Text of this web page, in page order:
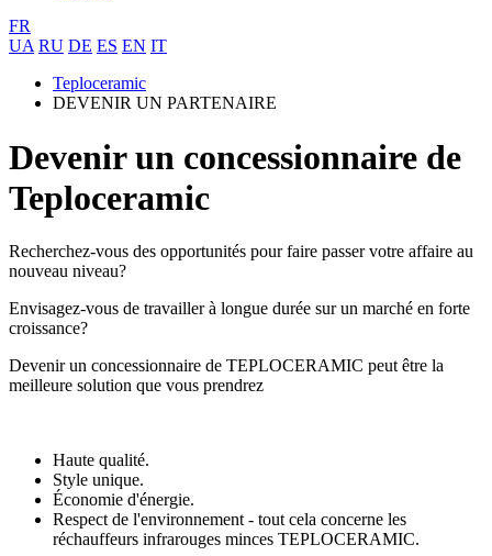
FR
UA RU DE ES EN IT
Teploceramic
DEVENIR UN PARTENAIRE
Devenir un concessionnaire de
Teploceramic
Recherchez-vous des opportunités pour faire passer votre affaire au
nouveau niveau?
Envisagez-vous de travailler à longue durée sur un marché en forte
croissance?
Devenir un concessionnaire de TEPLOCERAMIC peut être la
meilleure solution que vous prendrez
Haute qualité.
Style unique.
Économie d'énergie.
Respect de l'environnement - tout cela concerne les
réchauffeurs infrarouges minces TEPLOCERAMIC.